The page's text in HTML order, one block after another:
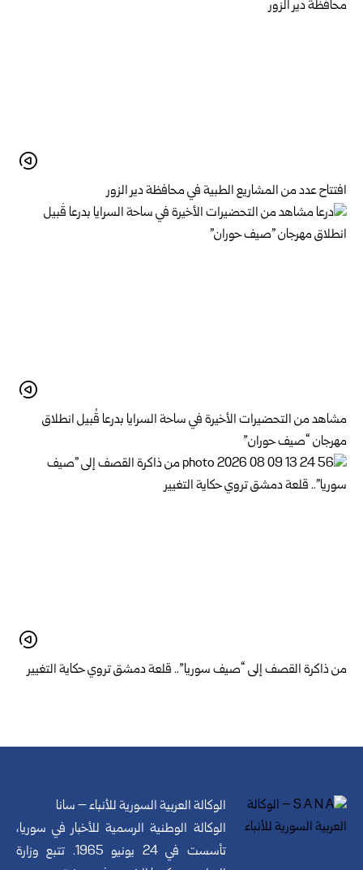
افتتاح عدد من المشاريع الطبية في محافظة دير الزور
مشاهد من التحضيرات الأخيرة في ساحة السرايا بدرعا قُبيل انطلاق
مهرجان “صيف حوران”
من ذاكرة القصف إلى “صيف سوريا”.. قلعة دمشق تروي حكاية التغيير
الوكالة العربية السورية للأنباء – سانا
الوكالة الوطنية الرسمية للأخبار في سوريا،
تأسست في 24 يونيو 1965. تتبع وزارة